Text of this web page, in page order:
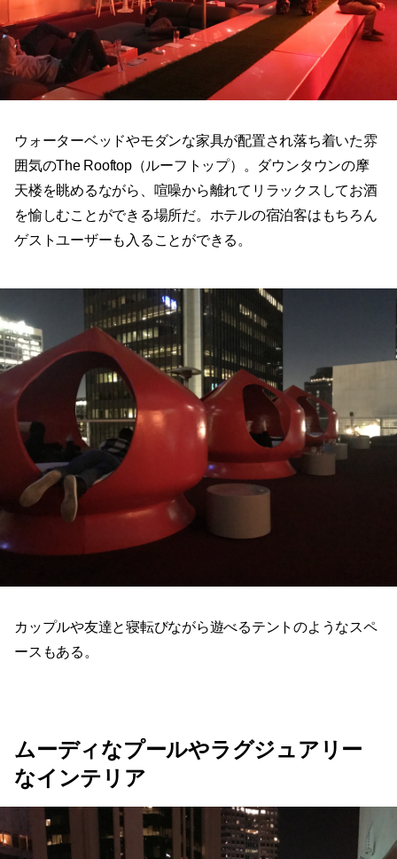
ウォーターベッドやモダンな家具が配置され落ち着いた雰
囲気のThe Rooftop（ルーフトップ）。ダウンタウンの摩
天楼を眺めるながら、喧噪から離れてリラックスしてお酒
を愉しむことができる場所だ。ホテルの宿泊客はもちろん
ゲストユーザーも入ることができる。
カップルや友達と寝転びながら遊べるテントのようなスペ
ースもある。
ムーディなプールやラグジュアリー
なインテリア